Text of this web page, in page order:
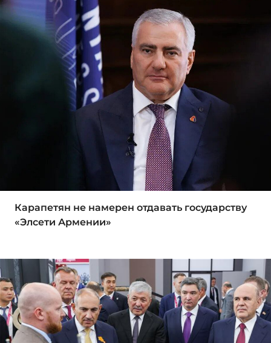
Карапетян не намерен отдавать государству
«Элсети Армении»